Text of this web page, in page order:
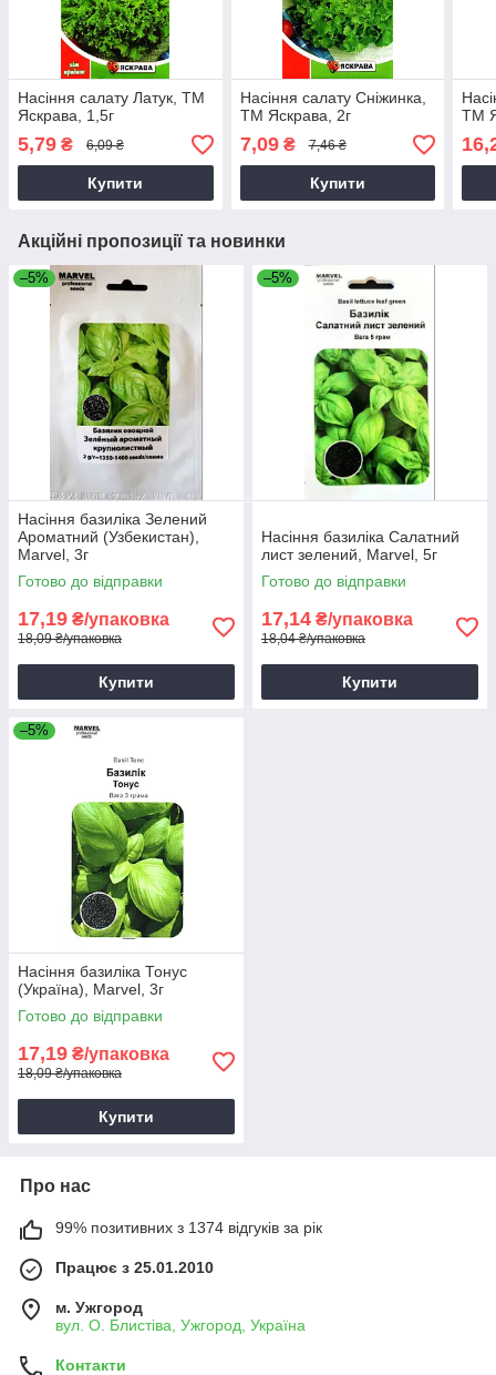
Насіння салату Латук, ТМ
Яскрава, 1,5г
5,79 ₴ 6,09 ₴
Купити
Насіння салату Сніжинка,
ТМ Яскрава, 2г
7,09₴ 7,46 ₴
Купити
ТМ
Акційні пропозиції та новинки
–5%
Насіння базиліка Зелений
Ароматний (Узбекистан),
Marvel, 3г
Готово до відправки
17,19 ₴/упаковка
18,09 ₴/упаковка
Купити
–5%
Насіння базиліка Салатний
лист зелений, Marvel, 5г
Готово до відправки
17,14 ₴/упаковка
18,04 ₴/упаковка
Купити
–5%
Насіння базиліка Тонус
(Україна), Marvel, 3г
Готово до відправки
17,19 ₴/упаковка
18,09 ₴/упаковка
Купити
Про нас
99% позитивних з 1374 відгуків за рік
Працює з 25.01.2010
м. Ужгород
вул. О. Блистіва, Ужгород, Україна
Контакти